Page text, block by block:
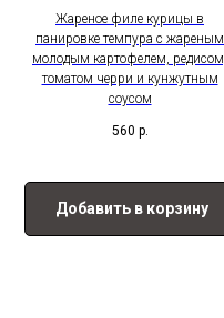
Жареное филе курицы в
панировке темпура с жареным
молодым картофелем, редисом,
томатом черри и кунжутным
соусом
560 р.
Добавить в корзину